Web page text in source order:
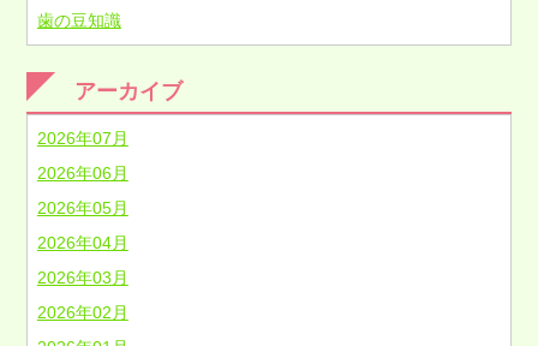
歯の豆知識
アーカイブ
2026年07月
2026年06月
2026年05月
2026年04月
2026年03月
2026年02月